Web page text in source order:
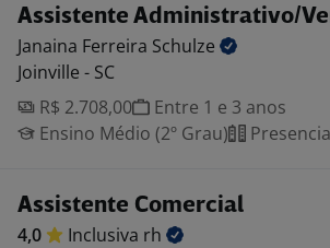
Assistente Administrativo/
Janaina Ferreira Schulze
Joinville - SC
R$ 2.708,00
Entre 1 e 3 anos
Ensino Médio (2º Grau)
Assistente Comercial
4,0 Inclusiva rh